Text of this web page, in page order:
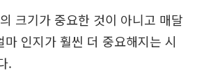
크기가 중요한 것이 아니고 매달
마 인지가 훨씬 더 중요해지는 시
.